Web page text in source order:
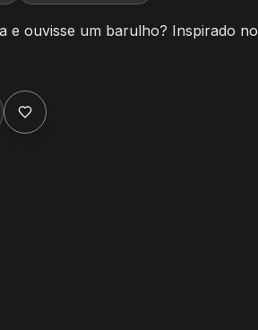
e ouvisse um barulho? Inspirado no